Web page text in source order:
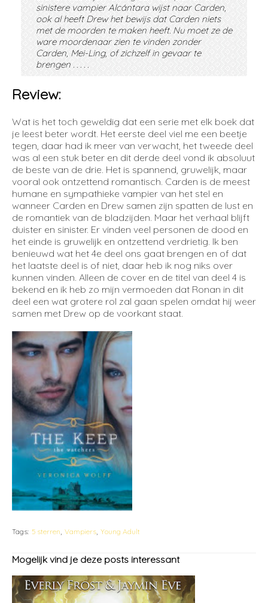
sinistere vampier Alcántara wijst naar Carden,
ook al heeft Drew het bewijs dat Carden niets
met de moorden te maken heeft. Nu moet ze de
ware moordenaar zien te vinden zonder
Carden, Mei-Ling, of zichzelf in gevaar te
brengen . . . . .
Review:
Wat is het toch geweldig dat een serie met elk boek dat
je leest beter wordt. Het eerste deel viel me een beetje
tegen, daar had ik meer van verwacht, het tweede deel
was al een stuk beter en dit derde deel vond ik absoluut
de beste van de drie. Het is spannend, gruwelijk, maar
vooral ook ontzettend romantisch. Carden is de meest
humane en sympathieke vampier van het stel en
wanneer Carden en Drew samen zijn spatten de lust en
de romantiek van de bladzijden. Maar het verhaal blijft
duister en sinister. Er vinden veel personen de dood en
het einde is gruwelijk en ontzettend verdrietig. Ik ben
benieuwd wat het 4e deel ons gaat brengen en of dat
het laatste deel is of niet, daar heb ik nog niks over
kunnen vinden. Alleen de cover en de titel van deel 4 is
bekend en ik heb zo mijn vermoeden dat Ronan in dit
deel een wat grotere rol zal gaan spelen omdat hij weer
samen met Drew op de voorkant staat.
Tags: 5 sterren Vampiers Young Adult
Mogelijk vind je deze posts interessant